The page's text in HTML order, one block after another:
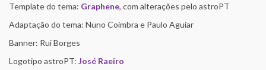
Template do tema: Graphene, com alterações pelo astroPT
Adaptação do tema: Nuno Coimbra e Paulo Aguiar
Banner: Rui Borges
Logotipo astroPT: José Raeiro